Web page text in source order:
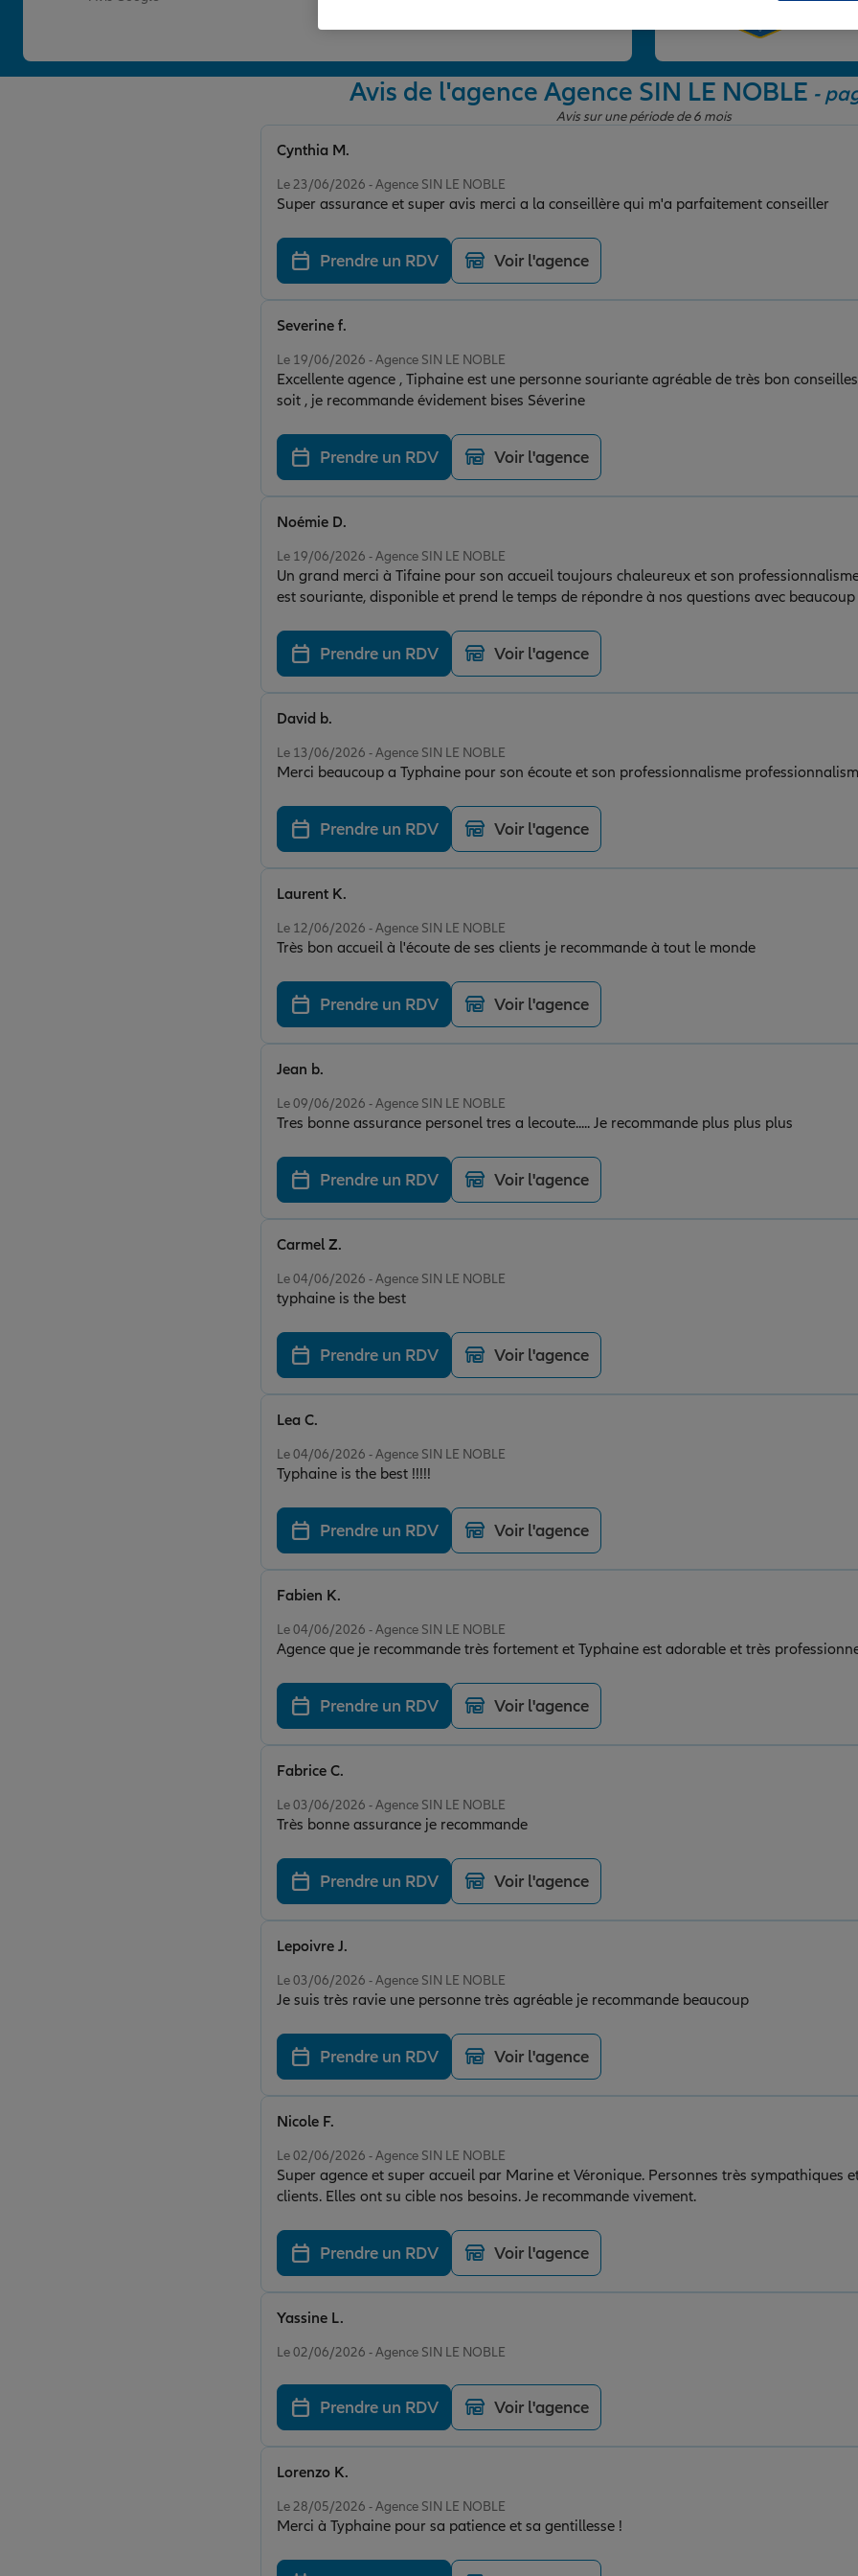
Avis de l'agence Agence SIN LE NOBLE -
Avis sur une période de 6 mois
Le 23/06/2026 - Agence SIN LE NOBLE
Super assurance et super avis merci a la conseillère qui m'a parfaitement conseiller
Cynthia M.
Prendre un RDV Voir l'agence
Le 19/06/2026 - Agence SIN LE NOBLE
Excellente agence , Tiphaine est une personne souriante agréable de très bon
soit , je recommande évidement bises Séverine
Severine f.
Prendre un RDV Voir l'agence
Le 19/06/2026 - Agence SIN LE NOBLE
Un grand merci à Tifaine pour son accueil toujours chaleureux et son
est souriante, disponible et prend le temps de répondre à nos questions avec beaucoup
envie de revenir. Merci encore pour votre accompagnement ! ⭐⭐⭐⭐⭐
Noémie D.
Prendre un RDV Voir l'agence
Le 13/06/2026 - Agence SIN LE NOBLE
Merci beaucoup a Typhaine pour son écoute et son professionnalisme
David b.
Prendre un RDV Voir l'agence
Le 12/06/2026 - Agence SIN LE NOBLE
Très bon accueil à l'écoute de ses clients je recommande à tout le monde
Laurent K.
Prendre un RDV Voir l'agence
Le 09/06/2026 - Agence SIN LE NOBLE
Tres bonne assurance personel tres a lecoute..... Je recommande plus plus plus
Jean b.
Prendre un RDV Voir l'agence
Le 04/06/2026 - Agence SIN LE NOBLE
typhaine is the best
Carmel Z.
Prendre un RDV Voir l'agence
Le 04/06/2026 - Agence SIN LE NOBLE
Typhaine is the best !!!!!
Lea C.
Prendre un RDV Voir l'agence
Le 04/06/2026 - Agence SIN LE NOBLE
Agence que je recommande très fortement et Typhaine est adorable et très
Fabien K.
Prendre un RDV Voir l'agence
Le 03/06/2026 - Agence SIN LE NOBLE
Très bonne assurance je recommande
Fabrice C.
Prendre un RDV Voir l'agence
Le 03/06/2026 - Agence SIN LE NOBLE
Je suis très ravie une personne très agréable je recommande beaucoup
Lepoivre J.
Prendre un RDV Voir l'agence
Le 02/06/2026 - Agence SIN LE NOBLE
Super agence et super accueil par Marine et Véronique. Personnes très sympathiques
clients. Elles ont su cible nos besoins. Je recommande vivement.
Nicole F.
Prendre un RDV Voir l'agence
Le 02/06/2026 - Agence SIN LE NOBLE
Yassine L.
Prendre un RDV Voir l'agence
Le 28/05/2026 - Agence SIN LE NOBLE
Merci à Typhaine pour sa patience et sa gentillesse !
Lorenzo K.